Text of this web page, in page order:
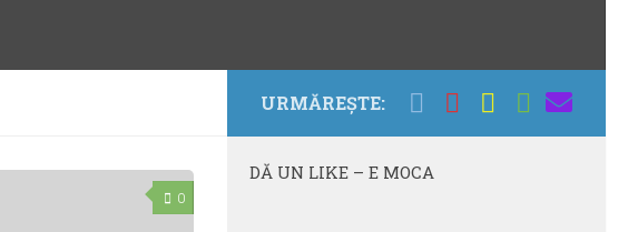
0
URMĂREȘTE:
DĂ UN LIKE – E MOCA